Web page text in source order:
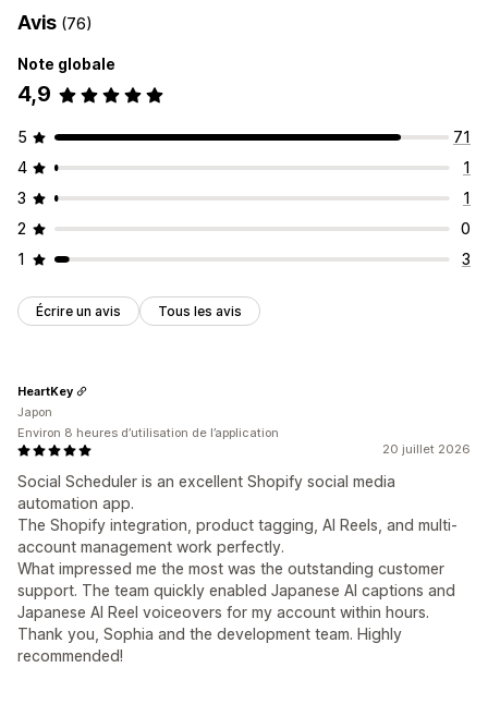
Avis (76)
Note globale
4,9
5
71
4
1
3
1
2
0
1
3
Écrire un avis Tous les avis
20 juillet 2026
Social Scheduler is an excellent Shopify social media
automation app.
The Shopify integration, product tagging, AI Reels, and multi-
account management work perfectly.
What impressed me the most was the outstanding customer
support. The team quickly enabled Japanese AI captions and
Japanese AI Reel voiceovers for my account within hours.
Thank you, Sophia and the development team. Highly
recommended!
HeartKey
Japon
Environ 8 heures d’utilisation de l’application